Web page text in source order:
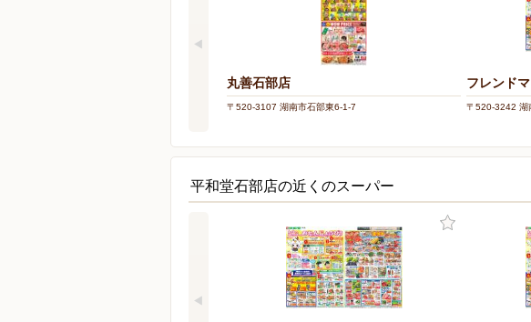
丸善石部店
〒520-3107 湖南市石部東6-1-7
フレンド
〒520-3242 湖
平和堂石部店の近くのスーパー